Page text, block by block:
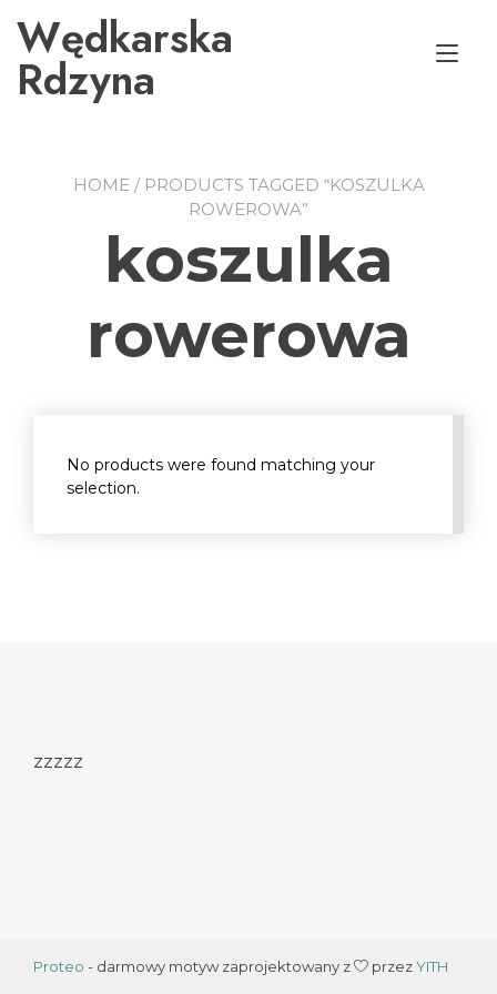
do
treściWędkarska
Rdzyna
HOME/ PRODUCTS TAGGED “KOSZULKA
ROWEROWA”
koszulka
rowerowa
No products were found matching your
selection.
zzzzz
Proteo - darmowy motyw zaprojektowany z przezYITH